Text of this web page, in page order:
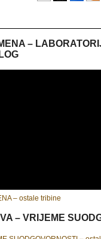
–
– ostale tribine
– VRIJEME